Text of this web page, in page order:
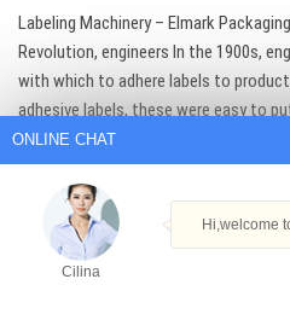
Labeling Machinery – Elmark
Revolution, engineers In the 1900s,
with which to adhere labels to
adhesive labels, these were easy to
machines) and easy to…
Get Best Quote
ONLINE CHAT
Hi,welcome
Cilina